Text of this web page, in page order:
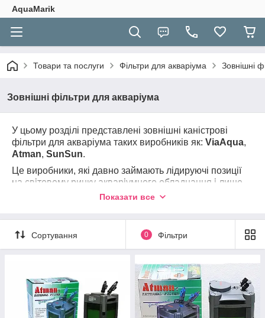
AquaMarik
Товари та послуги Фільтри для акваріума Зовнішні
Зовнішні фільтри для акваріума
У цьому розділі представлені зовнішні каністрові
фільтри для акваріума таких виробників як: ViaAqua,
Atman, SunSun.
Це виробники, які давно займають лідируючі позиції
на світовому ринку акваріумного обладнання і лише
деякі моменти технічних характеристик канистровых
складно розібратися в такому величезному
асортименті.
Показати все
Сортування 0 Фільтри